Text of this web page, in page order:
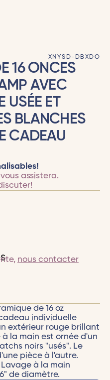
XNYSD-DBXDO
16 ONCES
AVEC
USÉE ET
BLANCHES
CADEAU
assistera.
nous contacter
de 16 oz
individuelle
extérieur rouge brillant
la main est ornée d'un
noirs "usés". Le
pièce à l'autre.
à la main
de diamètre.